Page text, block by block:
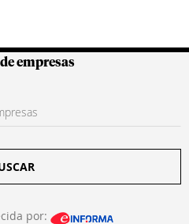
Colombianas
empresas
por: